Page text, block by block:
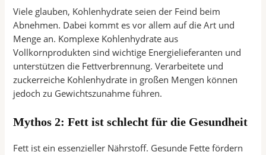
Viele glauben, Kohlenhydrate seien der Feind beim
Abnehmen. Dabei kommt es vor allem auf die Art und
Menge an. Komplexe Kohlenhydrate aus
Vollkornprodukten sind wichtige Energielieferanten und
unterstützen die Fettverbrennung. Verarbeitete und
zuckerreiche Kohlenhydrate in großen Mengen können
jedoch zu Gewichtszunahme führen.
Mythos 2: Fett ist schlecht für die Gesundheit
Fett ist ein essenzieller Nährstoff. Gesunde Fette fördern